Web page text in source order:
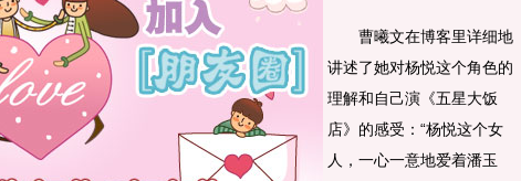
曹曦文在博客里详细地
讲述了她对杨悦这个角色的
理解和自己演《五星大饭
店》的感受：“杨悦这个女
人，一心一意地爱着潘玉